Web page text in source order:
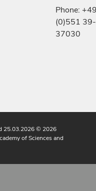
Phone:
(0)551 39-
37030
25.03.2026© 2026
of Sciences and